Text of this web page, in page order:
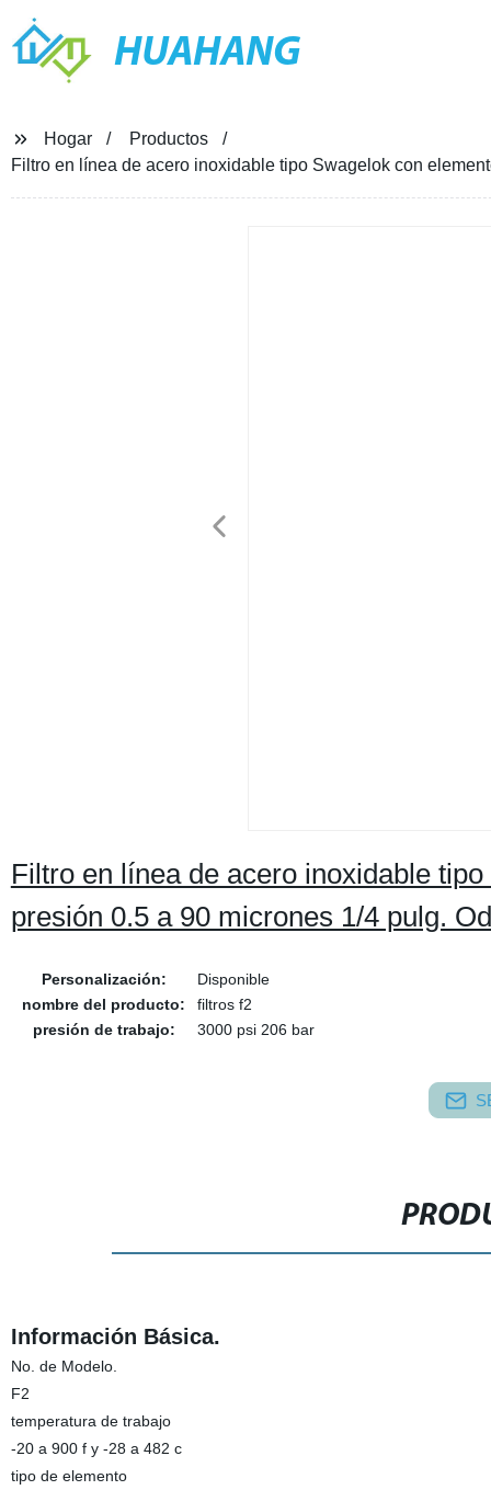
HUAHANG
Hogar
Productos
Filtro en línea de acero inoxidable tipo Swagelok con
Filtro en línea de acero inoxidable
presión 0.5 a 90 micrones 1/4 pulg.
Personalización:
Disponible
nombre del producto:
filtros f2
presión de trabajo:
3000 psi 206 bar
Información Básica.
No. de Modelo.
F2
temperatura de trabajo
-20 a 900 f y -28 a 482 c
tipo de elemento